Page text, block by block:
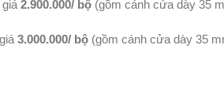
2.900.000/ bộ (gồm cánh cửa dày 35
3.000.000/ bộ (gồm cánh cửa dày 35